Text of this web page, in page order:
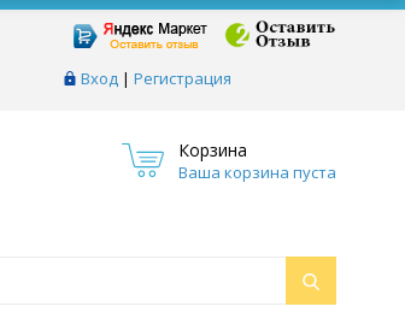
Вход | Регистрация
Корзина
Ваша корзина пуста